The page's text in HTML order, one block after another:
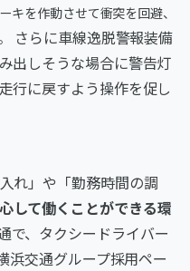
キを作動させて衝突を回避、
さらに車線逸脱警報装備
出しそうな場合に警告灯
行に戻すよう操作を促し
れ」や「勤務時間の調
して働くことができる環
で、タクシードライバー
交通グループ採用ペー